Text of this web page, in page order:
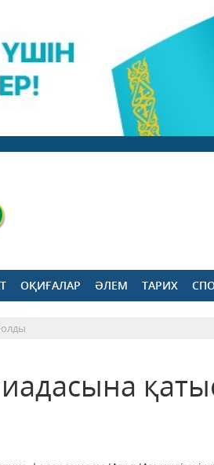
ОҚИҒАЛАР ӘЛЕМ ТАРИХ